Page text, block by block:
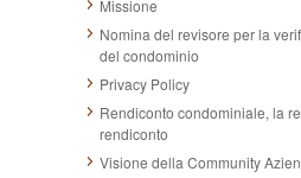
Missione
Nomina del revisore per la
del condominio
Privacy Policy
Rendiconto condominiale, la
rendiconto
Visione della Community